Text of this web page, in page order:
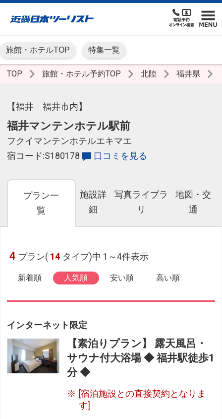
旅館・ホテルTOP 特集一覧
TOP 旅館・ホテル予約TOP 北陸 福井県
【福井 福井市内】
福井マンテンホテル駅前
フクイマンテンホテルエキマエ
宿コード:S180178
口コミを見る
プラン一
覧
施設詳
細
写真ライブラ
リ
地図・交
通
4 プラン( 14 タイプ)中 1～4件表示
新着順 人気順 安い順 高い順
インターネット限定
【素泊りプラン】 露天風呂・
サウナ付大浴場 ◆ 福井駅徒歩1
分 ◆
[宿泊施設との直接契約となりま
す]